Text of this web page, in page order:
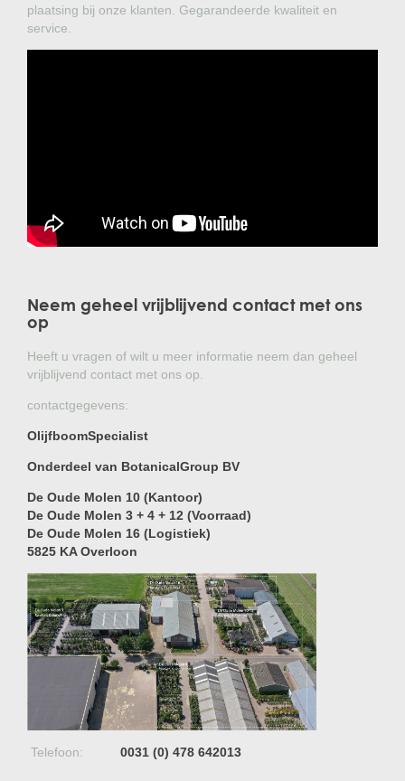
plaatsing bij onze klanten. Gegarandeerde kwaliteit en
service.
Neem geheel vrijblijvend contact met ons
op
Heeft u vragen of wilt u meer informatie neem dan geheel
vrijblijvend contact met ons op.
contactgegevens:
OlijfboomSpecialist
Onderdeel van BotanicalGroup BV
De Oude Molen 10 (Kantoor)
De Oude Molen 3 + 4 + 12 (Voorraad)
De Oude Molen 16 (Logistiek)
5825 KA Overloon
Telefoon: 0031 (0) 478 642013